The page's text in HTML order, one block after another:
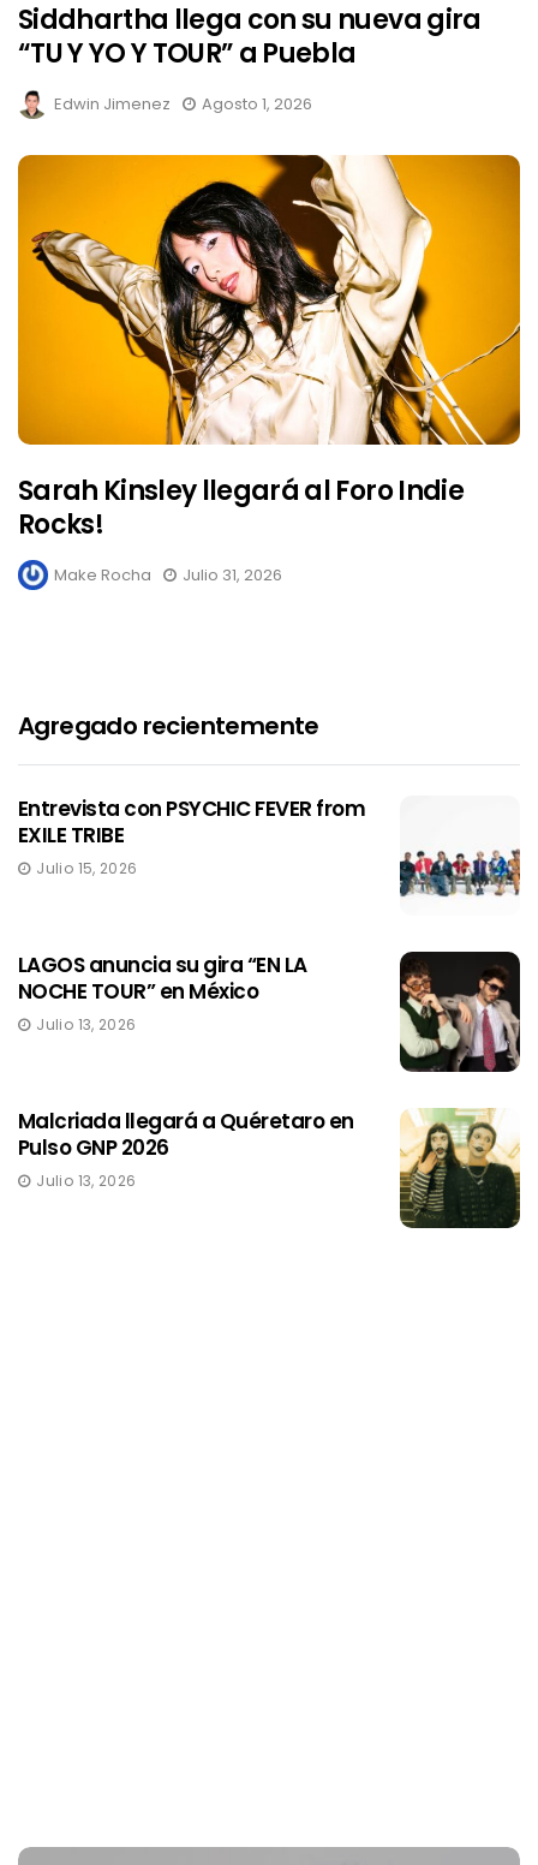
Siddhartha llega con su nueva gira
“TU Y YO Y TOUR” a Puebla
Edwin Jimenez Agosto 1, 2026
Sarah Kinsley llegará al Foro Indie
Rocks!
Make Rocha Julio 31, 2026
Agregado recientemente
Entrevista con PSYCHIC FEVER from
EXILE TRIBE
Julio 15, 2026
LAGOS anuncia su gira “EN LA
NOCHE TOUR” en México
Julio 13, 2026
Malcriada llegará a Quéretaro en
Pulso GNP 2026
Julio 13, 2026